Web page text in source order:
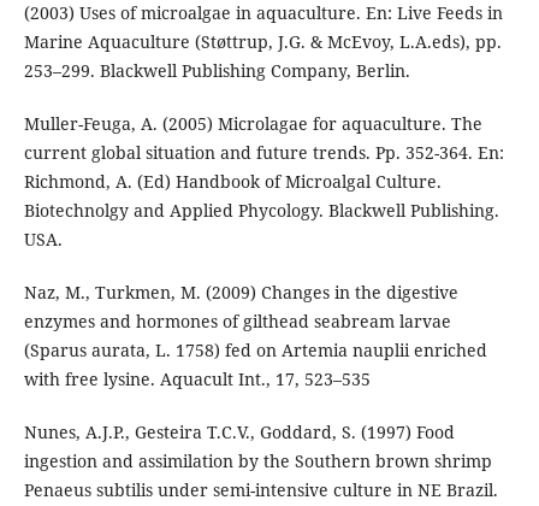
(2003) Uses of microalgae in aquaculture. En: Live Feeds in
Marine Aquaculture (Støttrup, J.G. & McEvoy, L.A.eds), pp.
253–299. Blackwell Publishing Company, Berlin.
Muller-Feuga, A. (2005) Microlagae for aquaculture. The
current global situation and future trends. Pp. 352-364. En:
Richmond, A. (Ed) Handbook of Microalgal Culture.
Biotechnolgy and Applied Phycology. Blackwell Publishing.
USA.
Naz, M., Turkmen, M. (2009) Changes in the digestive
enzymes and hormones of gilthead seabream larvae
(Sparus aurata, L. 1758) fed on Artemia nauplii enriched
with free lysine. Aquacult Int., 17, 523–535
Nunes, A.J.P., Gesteira T.C.V., Goddard, S. (1997) Food
ingestion and assimilation by the Southern brown shrimp
Penaeus subtilis under semi-intensive culture in NE Brazil.